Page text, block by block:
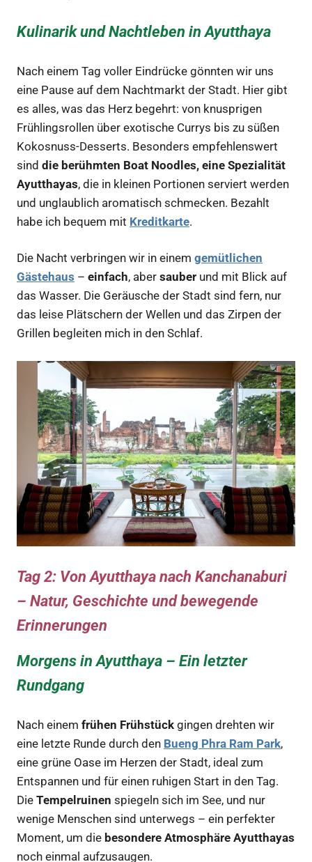
Kulinarik und Nachtleben in Ayutthaya
Nach einem Tag voller Eindrücke gönnten wir uns
eine Pause auf dem Nachtmarkt der Stadt. Hier gibt
es alles, was das Herz begehrt: von knusprigen
Frühlingsrollen über exotische Currys bis zu süßen
Kokosnuss-Desserts. Besonders empfehlenswert
sind die berühmten Boat Noodles, eine Spezialität
Ayutthayas, die in kleinen Portionen serviert werden
und unglaublich aromatisch schmecken. Bezahlt
habe ich bequem mit Kreditkarte.
Die Nacht verbringen wir in einem gemütlichen
Gästehaus – einfach, aber sauber und mit Blick auf
das Wasser. Die Geräusche der Stadt sind fern, nur
das leise Plätschern der Wellen und das Zirpen der
Grillen begleiten mich in den Schlaf.
Tag 2: Von Ayutthaya nach Kanchanaburi
– Natur, Geschichte und bewegende
Erinnerungen
Morgens in Ayutthaya – Ein letzter
Rundgang
Nach einem frühen Frühstück gingen drehten wir
eine letzte Runde durch den Bueng Phra Ram Park,
eine grüne Oase im Herzen der Stadt, ideal zum
Entspannen und für einen ruhigen Start in den Tag.
Die Tempelruinen spiegeln sich im See, und nur
wenige Menschen sind unterwegs – ein perfekter
Moment, um die besondere Atmosphäre Ayutthayas
noch einmal aufzusaugen.